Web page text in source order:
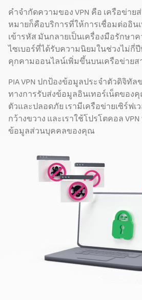
คำจำกัดความของ VPN คือ เครือข่าย
หมายก็คือบริการที่ให้การเชื่อมต่ออิน
เข้ารหัส มันกลายเป็นเครื่องมือรักษา
ไซเบอร์ที่ได้รับความนิยมในช่วงไม่กี่
คุกคามออนไลน์เพิ่มขึ้นบนเครือข่าย
PIA VPN ปกป้องข้อมูลประจำตัวดิจิทั
ทางการรับส่งข้อมูลอินเทอร์เน็ตของ
ตัวและปลอดภัย เรามีเครือข่ายเซิร์ฟเ
กว้างขวาง และเราใช้โปรโตคอล
ข้อมูลส่วนบุคคลของคุณ